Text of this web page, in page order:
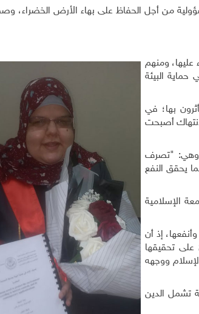
من أجل الحفاظ على بهاء الأرض الخضراء،
عليها، ومنهم
حماية البيئة
بها؛ في
أصبحت
وهي: "تصرف
يحقق النفع
الإسلامية
إذ أن
على تحقيقها
ووجهه
تشمل الدين